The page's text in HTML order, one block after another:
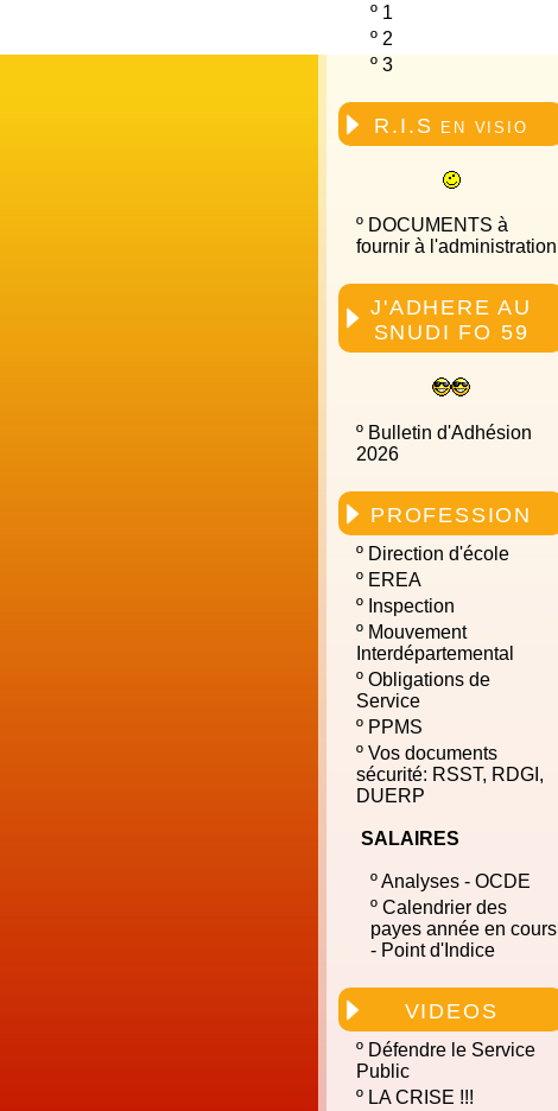
º 1
º 2
º3
R.I.S en visio
º DOCUMENTS à
fournir à l'administration
J'ADHERE AU
SNUDI FO 59
º Bulletin d'Adhésion
2026
PROFESSION
º Direction d'école
º EREA
º Inspection
º Mouvement
Interdépartemental
ºObligations de
Service
º PPMS
ºVos documents
sécurité: RSST, RDGI,
DUERP
SALAIRES
ºAnalyses - OCDE
ºCalendrier des
payes année en cours
- Point d'Indice
VIDEOS
º Défendre le Service
Public
º LA CRISE !!!